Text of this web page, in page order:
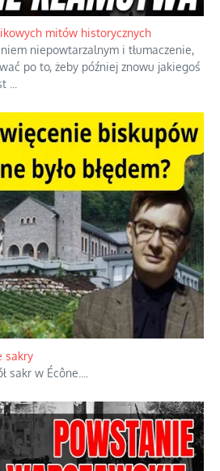
mitów historycznych
niepowtarzalnym i tłumaczenie,
po to, żeby później znowu jakiegoś
sakry
sakr w Écône.